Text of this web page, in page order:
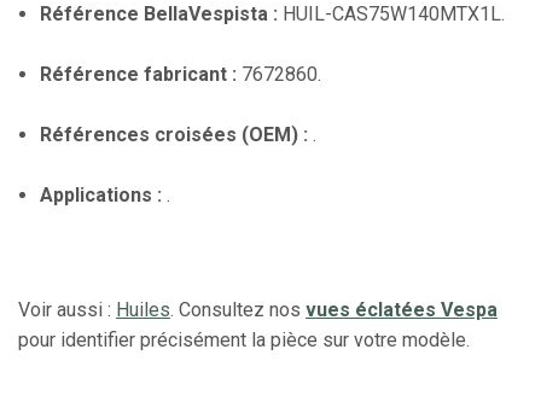
Référence BellaVespista : HUIL-CAS75W140MTX1L.
Référence fabricant : 7672860.
Références croisées (OEM) : .
Applications : .
Voir aussi : Huiles. Consultez nos vues éclatées Vespa
pour identifier précisément la pièce sur votre modèle.